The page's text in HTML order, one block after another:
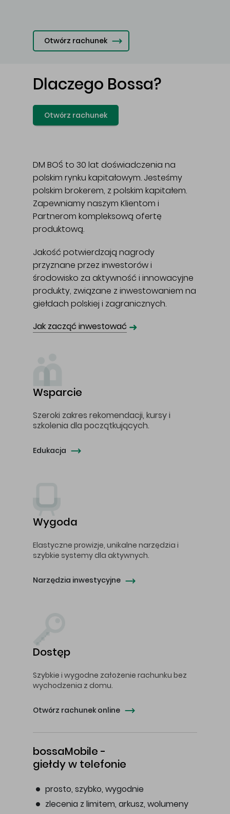
Otwórz rachunek
Dlaczego Bossa?
Otwórz rachunek
DM BOŚ to 30 lat doświadczenia na
polskim rynku kapitałowym. Jesteśmy
polskim brokerem, z polskim kapitałem.
Zapewniamy naszym Klientom i
Partnerom kompleksową ofertę
produktową.
Jakość potwierdzają nagrody
przyznane przez inwestorów i
środowisko za aktywność i innowacyjne
produkty, związane z inwestowaniem na
giełdach polskiej i zagranicznych.
Jak zacząć inwestować ➜
Wsparcie
Szeroki zakres rekomendacji, kursy i
szkolenia dla początkujących.
Edukacja
Wygoda
Elastyczne prowizje, unikalne narzędzia i
szybkie systemy dla aktywnych.
Narzędzia inwestycyjne
Dostęp
Szybkie i wygodne założenie rachunku bez
wychodzenia z domu.
Otwórz rachunek online
bossaMobile -
giełdy w telefonie
prosto, szybko, wygodnie
zlecenia z limitem, arkusz, wolumeny